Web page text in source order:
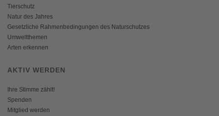
Tierschutz
Natur des Jahres
Gesetzliche Rahmenbedingungen des Naturschutzes
Umweltthemen
Arten erkennen
AKTIV WERDEN
Ihre Stimme zählt!
Spenden
Mitglied werden